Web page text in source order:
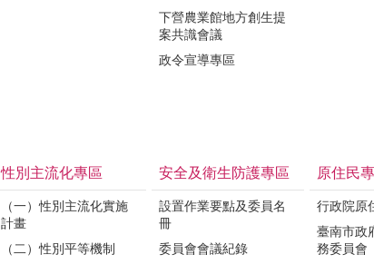
下營農業館地方創生提
案共識會議
政令宣導專區
性別主流化專區
（一）性別主流化實施
計畫
（二）性別平等機制
安全及衛生防護專區
設置作業要點及委員名
冊
委員會會議紀錄
原住民
行政院原
臺南市政
務委員會